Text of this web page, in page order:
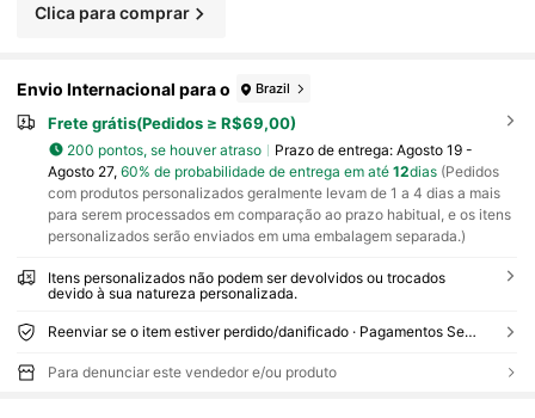
Clica para comprar
Envio Internacional para o Brazil
Frete grátis(Pedidos ≥ R$69,00)
200 pontos, se houver atraso Prazo de entrega: Agosto 19 -
Agosto 27, 60% de probabilidade de entrega em até 12dias(Pedidos
com produtos personalizados geralmente levam de 1 a 4 dias a mais
para serem processados em comparação ao prazo habitual, e os itens
personalizados serão enviados em uma embalagem separada.)
Itens personalizados não podem ser devolvidos ou trocados
devido à sua natureza personalizada.
Reenviar se o item estiver perdido/danificado · Pagamentos Seguros · Proteção de privacidade
Para denunciar este vendedor e/ou produto